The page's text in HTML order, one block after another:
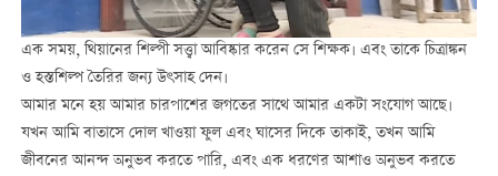
এক সময়, থিয়ানের শিল্পী সত্ত্বা আবিষ্কার করেন সে শিক্ষক। এবং তাকে চিত্রাঙ্কন
ও হস্তশিল্প তৈরির জন্য উৎসাহ দেন।
আমার মনে হয় আমার চারপাশের জগতের সাথে আমার একটা সংযোগ আছে।
যখন আমি বাতাসে দোল খাওয়া ফুল এবং ঘাসের দিকে তাকাই, তখন আমি
জীবনের আনন্দ অনুভব করতে পারি, এবং এক ধরণের আশাও অনুভব করতে